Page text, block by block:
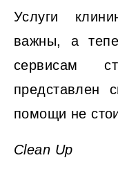
Услуги
важны, а
сервисам
представлен
помощи не
Clean Up